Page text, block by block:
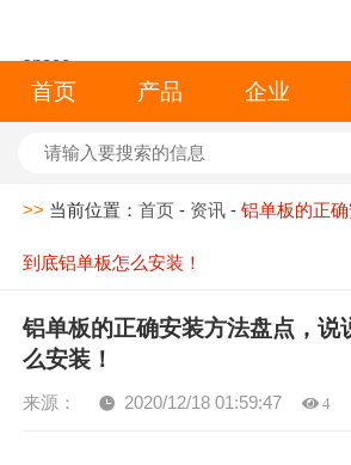
space
首页 产品 企业
>> 当前位置：首页 - 资讯 -铝单板的正
到底铝单板怎么安装！
铝单板的正确安装方法盘点，说
么安装！
来源： 2020/12/18 01:59:47 4